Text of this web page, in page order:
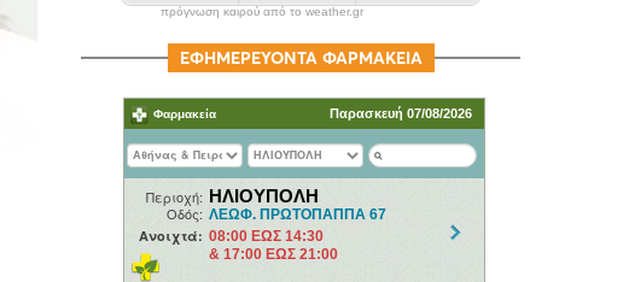
πρόγνωση καιρού από το weather.gr
ΕΦΗΜΕΡΕΥΟΝΤΑ ΦΑΡΜΑΚΕΙΑ